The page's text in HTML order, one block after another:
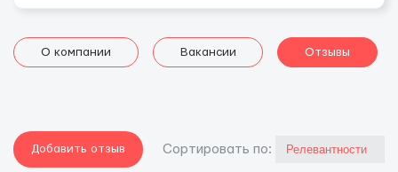
О компании Вакансии Отзывы
Добавить отзыв Cортировать по: